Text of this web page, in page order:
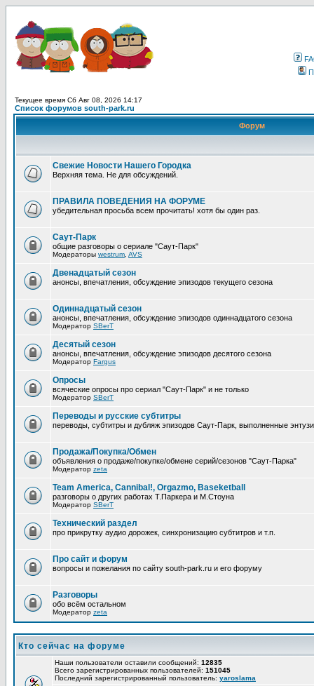
Текущее время Сб Авг 08, 2026 14:17
Список форумов south-park.ru
Форум
Свежие Новости Нашего Городка
Верхняя тема. Не для обсуждений.
ПРАВИЛА ПОВЕДЕНИЯ НА ФОРУМЕ
убедительная просьба всем прочитать! хотя бы один раз.
Саут-Парк
общие разговоры о сериале "Саут-Парк"
Модераторы westrum AVS
Двенадцатый сезон
анонсы, впечатления, обсуждение эпизодов текущего сезона
Одиннадцатый сезон
анонсы, впечатления, обсуждение эпизодов одиннадцатого сезона
Модератор SBerT
Десятый сезон
анонсы, впечатления, обсуждение эпизодов десятого сезона
Модератор Fargus
Опросы
всяческие опросы про сериал "Саут-Парк" и не только
Модератор SBerT
Переводы и русские субтитры
переводы, субтитры и дубляж эпизодов Саут-Парк, выполненные
Продажа/Покупка/Обмен
объявления о продаже/покупке/обмене серий/сезонов "Саут-Парка"
Модератор zeta
Team America, Cannibal!, Orgazmo, Baseketball
разговоры о других работах Т.Паркера и М.Стоуна
Модератор SBerT
Технический раздел
про прикрутку аудио дорожек, синхронизацию субтитров и т.п.
Про сайт и форум
вопросы и пожелания по сайту south-park.ru и его форуму
Pазговоры
обо всём остальном
Модератор zeta
Кто сейчас на форуме
Наши пользователи оставили сообщений: 12835
Всего зарегистрированных пользователей: 151045
Последний зарегистрированный пользователь: yaroslama